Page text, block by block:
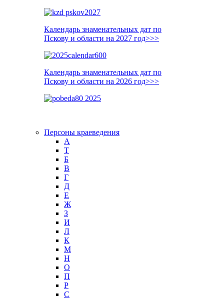
Календарь знаменательных дат по
Пскову и области на 2027 год>>>
Календарь знаменательных дат по
Пскову и области на 2026 год>>>
Персоны краеведения
А
T
Б
В
Г
Д
Е
Ж
З
И
Л
К
М
Н
О
П
Р
С